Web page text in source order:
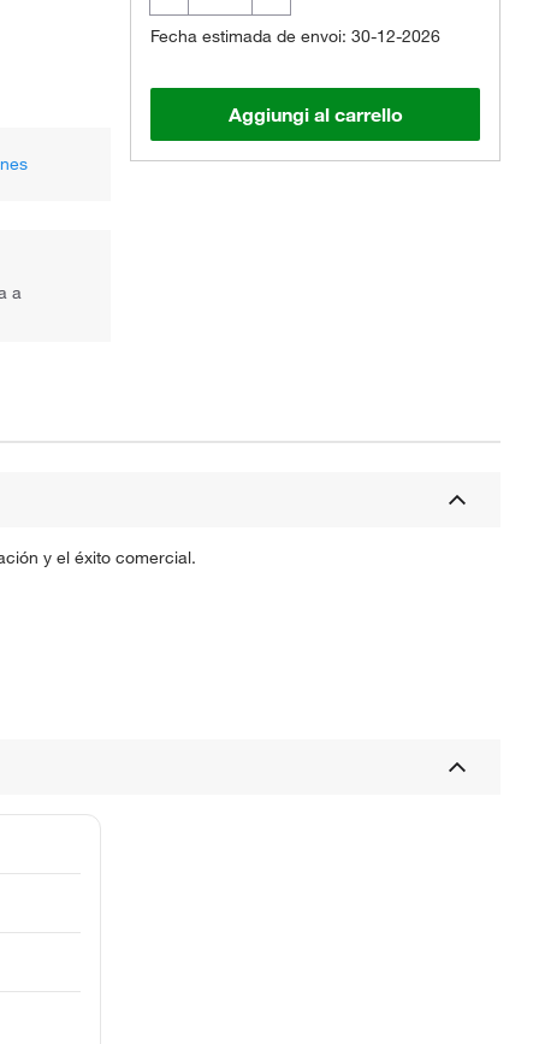
a
Fecha estimada de envoi: 30-12-2026
Aggiungi al carrello
y el éxito comercial.